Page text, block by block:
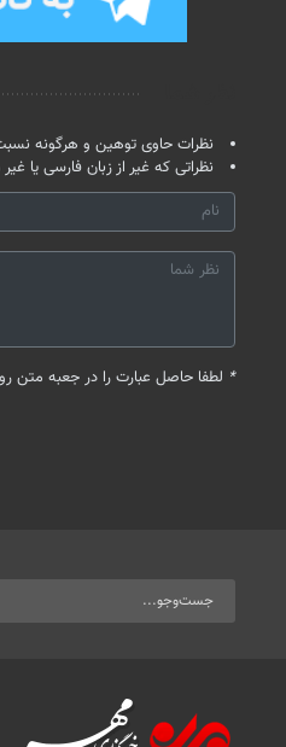
نظرات حاوی توهین و هرگونه
نظراتی که غیر از زبان فارسی یا
* لطفا حاصل عبارت را در جعبه متن